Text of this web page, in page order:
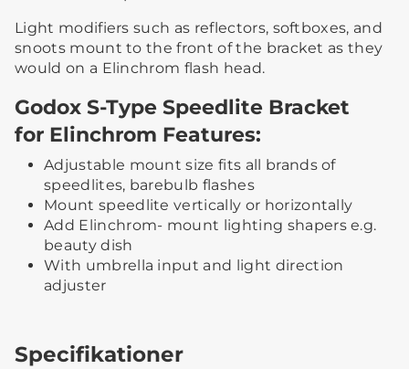
Light modifiers such as reflectors, softboxes, and
snoots mount to the front of the bracket as they
would on a Elinchrom flash head.
Godox S-Type Speedlite Bracket
for Elinchrom Features:
Adjustable mount size fits all brands of
speedlites, barebulb flashes
Mount speedlite vertically or horizontally
Add Elinchrom- mount lighting shapers e.g.
beauty dish
With umbrella input and light direction
adjuster
Specifikationer